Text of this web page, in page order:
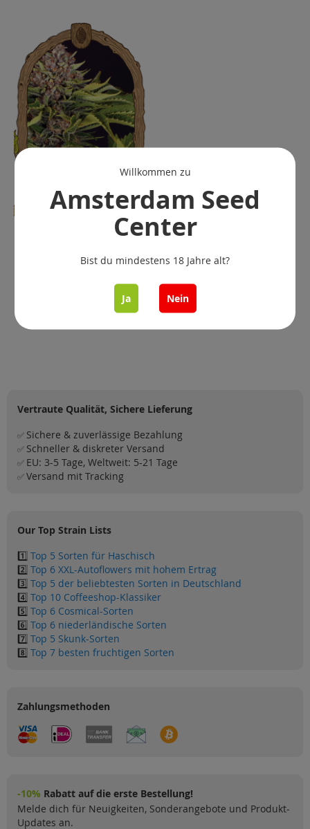
Feminisierter - Exotic
Vertraute Qualität, Sichere Lieferung
✅ Sichere & zuverlässige Bezahlung
✅ Schneller & diskreter Versand
✅ EU: 3-5 Tage, Weltweit: 5-21 Tage
✅Versand mit Tracking
Our Top Strain Lists
1️⃣ Top 5 Sorten für Haschisch
2️⃣ Top 6 XXL-Autoflowers mit hohem Ertrag
3️⃣ Top 5 der beliebtesten Sorten in Deutschland
4️⃣ Top 10 Coffeeshop-Klassiker
5️⃣ Top 6 Cosmical-Sorten
6️⃣ Top 6 niederländische Sorten
7️⃣ Top 5 Skunk-Sorten
8️⃣ Top 7 besten fruchtigen Sorten
Zahlungsmethoden
-10% Rabatt auf die erste Bestellung!
Melde dich für Neuigkeiten, Sonderangebote und Produkt-
Updates an.
Willkommen zu
Amsterdam Seed
Center
Bist du mindestens 18 Jahre alt?
Ja Nein